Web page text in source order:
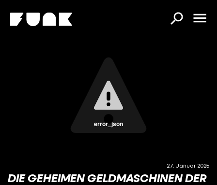
error_json
27. Januar 2025
DIE GEHEIMEN GELDMASCHINEN DER